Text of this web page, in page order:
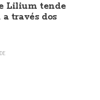
Lilium tende
través dos